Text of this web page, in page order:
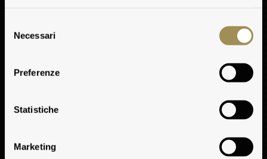
delNecessari
Preferenze
Statistiche
Marketing
Ampio delle Mortelle